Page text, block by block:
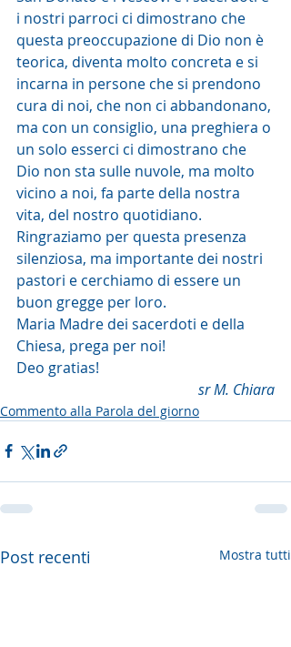
i nostri parroci ci dimostrano che
questa preoccupazione di Dio non è
teorica, diventa molto concreta e si
incarna in persone che si prendono
cura di noi, che non ci abbandonano,
ma con un consiglio, una preghiera o
un solo esserci ci dimostrano che
Dio non sta sulle nuvole, ma molto
vicino a noi, fa parte della nostra
vita, del nostro quotidiano.
Ringraziamo per questa presenza
silenziosa, ma importante dei nostri
pastori e cerchiamo di essere un
buon gregge per loro.
Maria Madre dei sacerdoti e della
Chiesa, prega per noi!
Deo gratias!
sr M. Chiara
Commento alla Parola del giorno
Post recenti Mostra tutti